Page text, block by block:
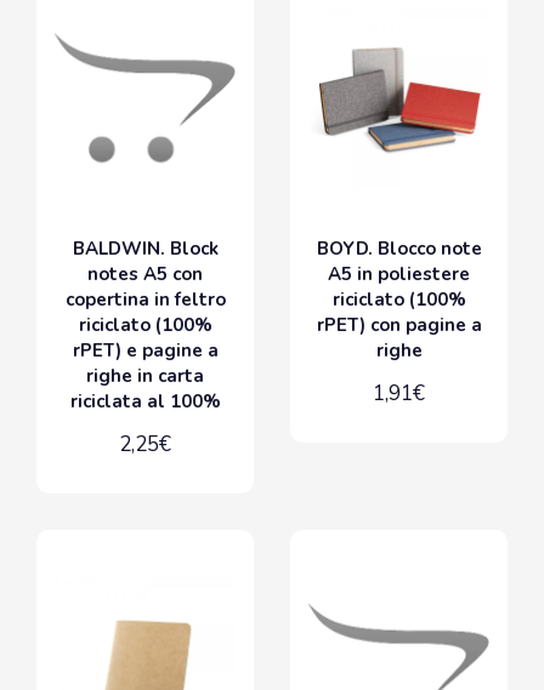
BALDWIN. Block
notes A5 con
copertina in feltro
riciclato (100%
rPET) e pagine a
righe in carta
riciclata al 100%
2,25€
BOYD. Blocco note
A5 in poliestere
riciclato (100%
rPET) con pagine a
righe
1,91€